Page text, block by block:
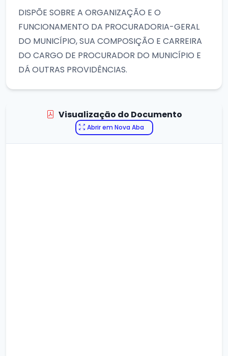
DISPÕE SOBRE A ORGANIZAÇÃO E O
FUNCIONAMENTO DA PROCURADORIA-GERAL
DO MUNICÍPIO, SUA COMPOSIÇÃO E CARREIRA
DO CARGO DE PROCURADOR DO MUNICÍPIO E
DÁ OUTRAS PROVIDÊNCIAS.
Visualização do Documento
Abrir em Nova Aba